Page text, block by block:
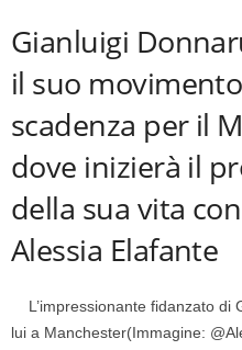
Gianluigi
il suo
scadenza per il
dove inizierà il
della sua vita
Alessia Elafante
L’impressionante fidanzato di
lui a Manchester(Immagine: